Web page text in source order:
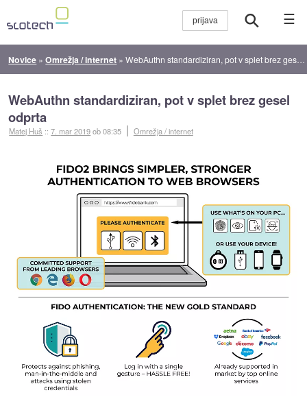
☰
Novice »Omrežja / internet »WebAuthn standardiziran, pot v splet brez gesel odprta
WebAuthn standardiziran, pot v splet brez gesel
odprta
Matej Huš ::7. mar 2019ob 08:35 Omrežja / internet